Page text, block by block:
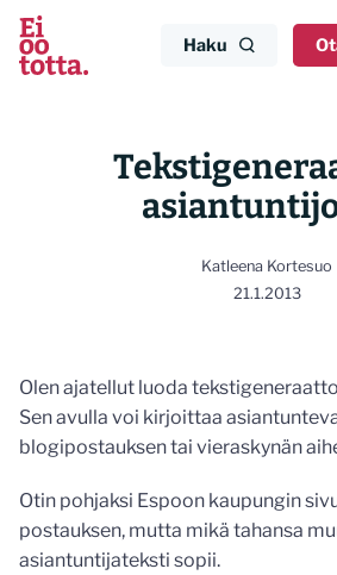
Siirry
sisältöön
Haku
Katleena Kortesuo
21.1.2013
Olen ajatellut luoda
Sen avulla voi kirjoittaa
blogipostauksen tai vieraskynän
Otin pohjaksi Espoon kaupungin
postauksen, mutta mikä tahansa
asiantuntijateksti sopii.